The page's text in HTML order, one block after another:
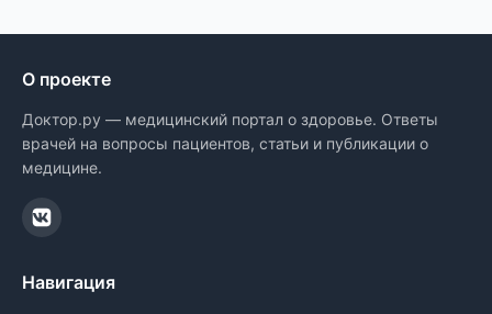
О проекте
Доктор.ру — медицинский портал о здоровье. Ответы
врачей на вопросы пациентов, статьи и публикации о
медицине.
Навигация